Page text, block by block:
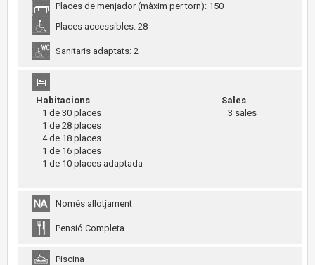
Places de menjador (màxim per torn): 150
Places accessibles: 28
Sanitaris adaptats: 2
Habitacions
1 de 30 places
1 de 28 places
4 de 18 places
1 de 16 places
1 de 10 places adaptada
Sales
3 sales
Només allotjament
Pensió Completa
Piscina